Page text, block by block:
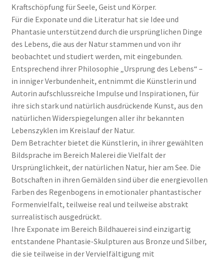
Kraftschöpfung für Seele, Geist und Körper.
Für die Exponate und die Literatur hat sie Idee und
Phantasie unterstützend durch die ursprünglichen Dinge
des Lebens, die aus der Natur stammen und von ihr
beobachtet und studiert werden, mit eingebunden.
Entsprechend ihrer Philosophie „Ursprung des Lebens“ –
in inniger Verbundenheit, entnimmt die Künstlerin und
Autorin aufschlussreiche Impulse und Inspirationen, für
ihre sich stark und natürlich ausdrückende Kunst, aus den
natürlichen Widerspiegelungen aller ihr bekannten
Lebenszyklen im Kreislauf der Natur.
Dem Betrachter bietet die Künstlerin, in ihrer gewählten
Bildsprache im Bereich Malerei die Vielfalt der
Ursprünglichkeit, der natürlichen Natur, hier am See. Die
Botschaften in ihren Gemälden sind über die energievollen
Farben des Regenbogens in emotionaler phantastischer
Formenvielfalt, teilweise real und teilweise abstrakt
surrealistisch ausgedrückt.
Ihre Exponate im Bereich Bildhauerei sind einzigartig
entstandene Phantasie-Skulpturen aus Bronze und Silber,
die sie teilweise in der Vervielfältigung mit